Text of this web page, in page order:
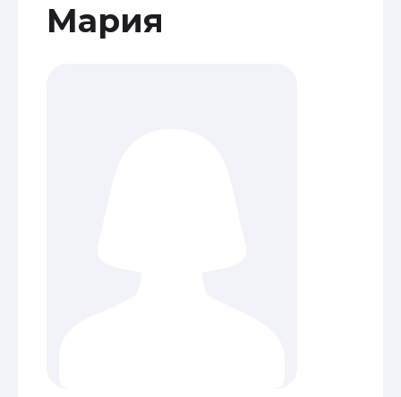
Мария